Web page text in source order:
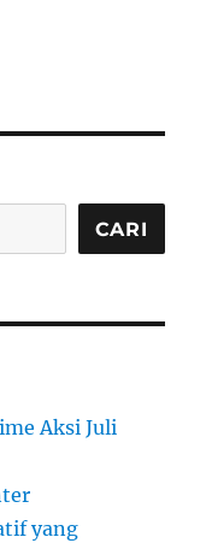
CARI
Aksi Juli
yang